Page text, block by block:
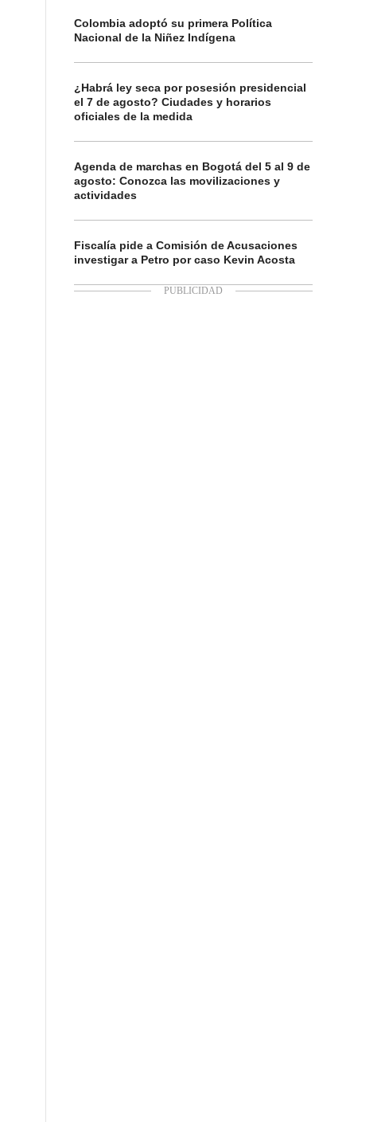
Colombia adoptó su primera Política
Nacional de la Niñez Indígena
¿Habrá ley seca por posesión presidencial
el 7 de agosto? Ciudades y horarios
oficiales de la medida
Agenda de marchas en Bogotá del 5 al 9 de
agosto: Conozca las movilizaciones y
actividades
Fiscalía pide a Comisión de Acusaciones
investigar a Petro por caso Kevin Acosta